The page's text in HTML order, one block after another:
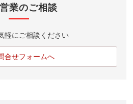
業のご相談
軽にご相談ください
合せフォームへ